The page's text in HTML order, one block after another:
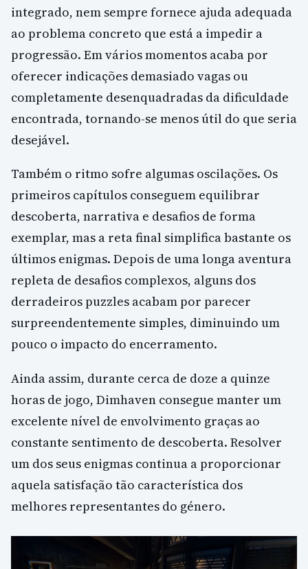
integrado, nem sempre fornece ajuda adequada
ao problema concreto que está a impedir a
progressão. Em vários momentos acaba por
oferecer indicações demasiado vagas ou
completamente desenquadradas da dificuldade
encontrada, tornando-se menos útil do que seria
desejável.
Também o ritmo sofre algumas oscilações. Os
primeiros capítulos conseguem equilibrar
descoberta, narrativa e desafios de forma
exemplar, mas a reta final simplifica bastante os
últimos enigmas. Depois de uma longa aventura
repleta de desafios complexos, alguns dos
derradeiros puzzles acabam por parecer
surpreendentemente simples, diminuindo um
pouco o impacto do encerramento.
Ainda assim, durante cerca de doze a quinze
horas de jogo, Dimhaven consegue manter um
excelente nível de envolvimento graças ao
constante sentimento de descoberta. Resolver
um dos seus enigmas continua a proporcionar
aquela satisfação tão característica dos
melhores representantes do género.